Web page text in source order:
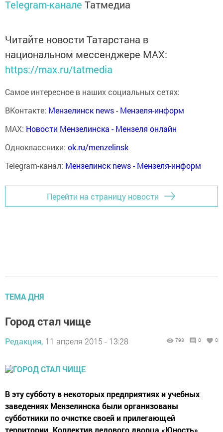
Telegram-канале Татмедиа
Читайте новости Татарстана в
национальном мессенджере MАХ:
https://max.ru/tatmedia
Самое интересное в наших социальных сетях:
ВКонтакте: Мензелинск news - Мензеля-информ
MAX: Новости Мензелинска - Мензеля онлайн
Одноклассники: ok.ru/menzelinsk
Telegram-канал: Мензелинск news - Мензеля-информ
Перейти на страницу новости
ТЕМА ДНЯ
Город стал чище
Редакция, 11 апреля 2015 - 13:28 793 0 0
В эту субботу в некоторых предприятиях и учебных
заведениях Мензелинска были организованы
субботники по очистке своей и прилегающей
территории. Коллектив ледового дворца «Юность»